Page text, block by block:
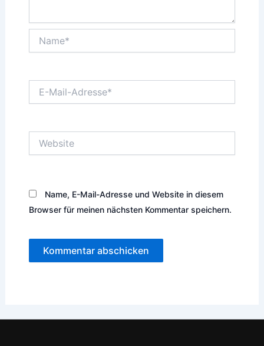
Mail-
Name, E-Mail-Adresse und Website in diesem
Browser für meinen nächsten Kommentar speichern.